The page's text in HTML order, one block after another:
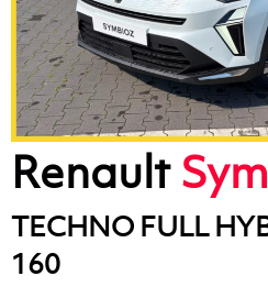
Renault
TECHNO FULL
160